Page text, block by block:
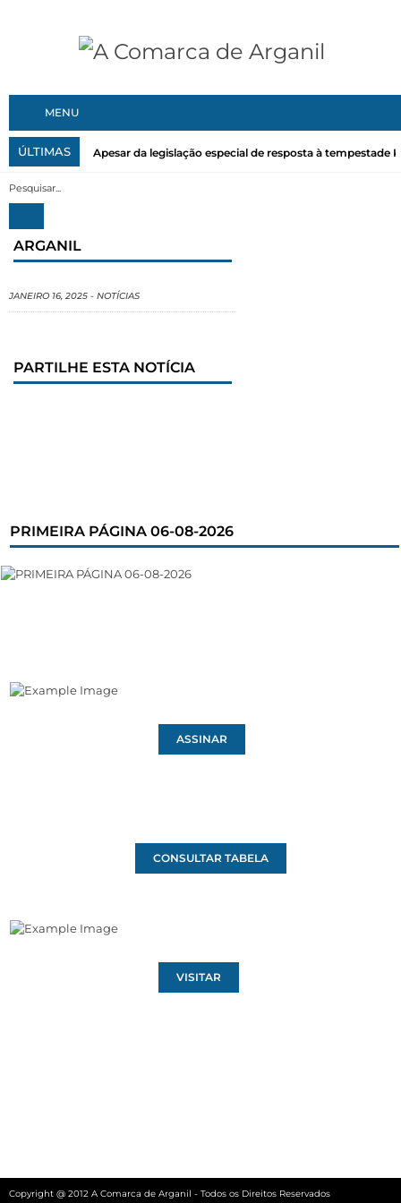
MENU
ÚLTIMAS Apesar da legislação especial de resposta à tempestade
ARGANIL
JANEIRO 16, 2025 - NOTÍCIAS
PARTILHE ESTA NOTÍCIA
PRIMEIRA PÁGINA 06-08-2026
ASSINAR
CONSULTAR TABELA
VISITAR
Copyright @ 2012 A Comarca de Arganil - Todos os Direitos Reservados